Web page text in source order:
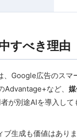
べき理由
Google広告のスマ
Advantage+など、
が別途AIを導入し
生成も価値はあり